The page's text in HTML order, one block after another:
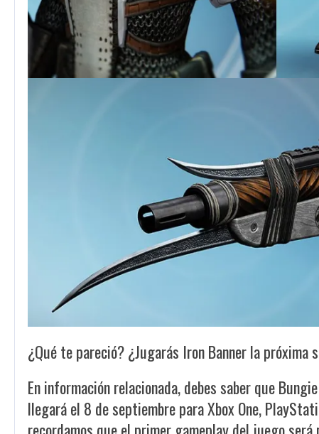
¿Qué te pareció? ¿Jugarás Iron Banner la próxima
En información relacionada, debes saber que
llegará el 8 de septiembre para Xbox One,